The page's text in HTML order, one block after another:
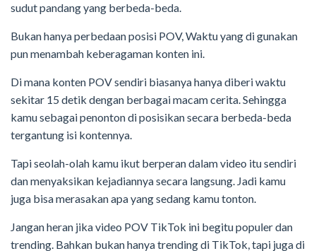
sudut pandang yang berbeda-beda.
Bukan hanya perbedaan posisi POV, Waktu yang di gunakan
pun menambah keberagaman konten ini.
Di mana konten POV sendiri biasanya hanya diberi waktu
sekitar 15 detik dengan berbagai macam cerita. Sehingga
kamu sebagai penonton di posisikan secara berbeda-beda
tergantung isi kontennya.
Tapi seolah-olah kamu ikut berperan dalam video itu sendiri
dan menyaksikan kejadiannya secara langsung. Jadi kamu
juga bisa merasakan apa yang sedang kamu tonton.
Jangan heran jika video POV TikTok ini begitu populer dan
trending. Bahkan bukan hanya trending di TikTok, tapi juga di